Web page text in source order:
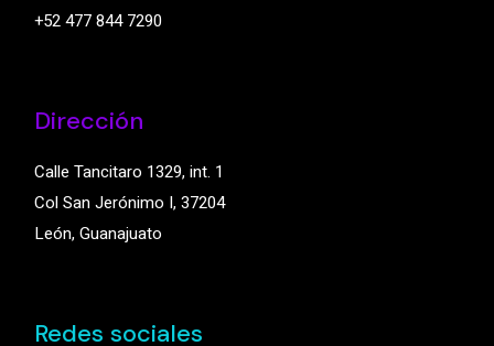
+52 477 844 7290
Dirección
Calle Tancitaro 1329, int. 1
Col San Jerónimo I, 37204
León, Guanajuato
Redes sociales